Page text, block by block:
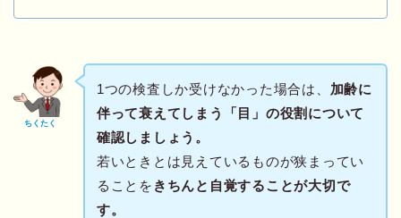
ちくたく
1つの検査しか受けなかった場合は、 加齢に
伴って衰えてしまう「目」の役割について
確認しましょう。
若いときとは見えているものが狭まってい
ることを きちんと自覚することが大切で
す。